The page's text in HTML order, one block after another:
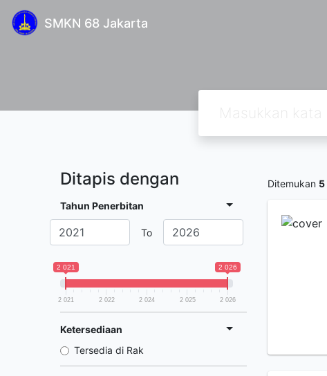
SMKN 68 Jakarta
Ditapis dengan
Tahun Penerbitan
To
2 021 2 026
2 021 2 022 2 024 2 025 2 026
Ketersediaan
Tersedia di Rak
Ditemukan 5